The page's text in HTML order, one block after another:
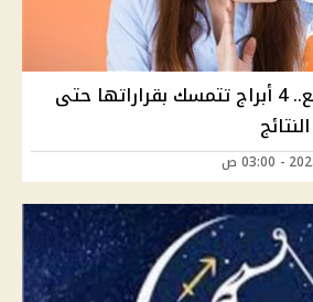
أبراج لا تعرف التراجع.. 4 أبراج تتمسك بقراراتها حتى